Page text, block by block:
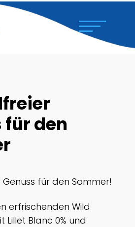
für den
Genuss für den Sommer!
erfrischenden Wild
Lillet Blanc 0% und